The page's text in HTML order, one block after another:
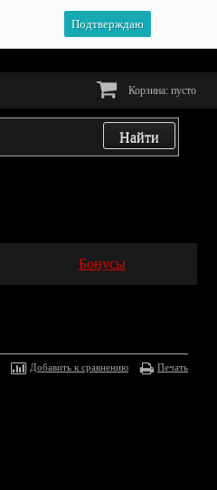
Подтверждаю
Корзина: пусто
Бонусы
Добавить к сравнению Печать